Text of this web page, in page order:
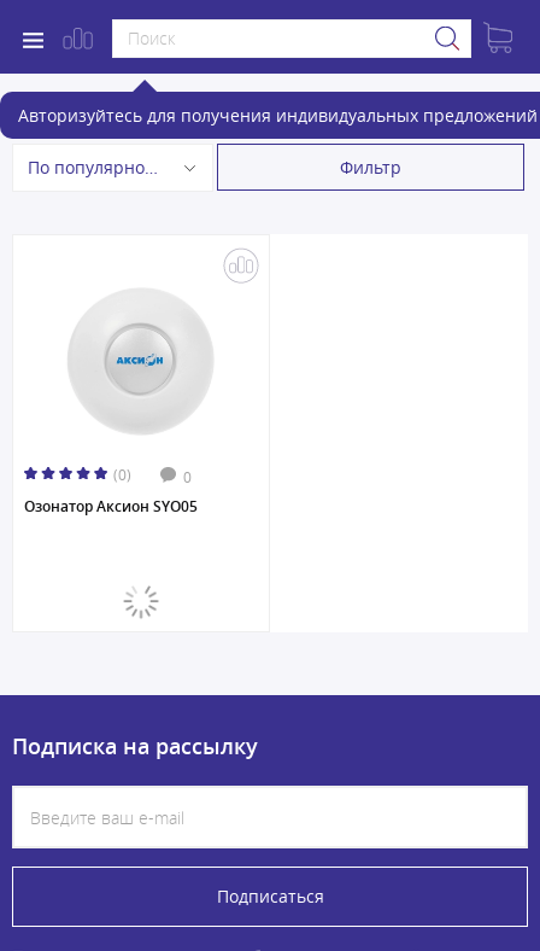
Авторизуйтесь для получения индивидуальных предложений
Воздухоочистители
По популярности Фильтр
(0) 0
Озонатор Аксион SYO05
Подписка на рассылку
Подписаться